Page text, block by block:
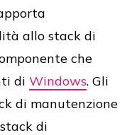
allo stack di
che
di Windows. Gli
di manutenzione
di